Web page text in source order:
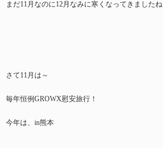
まだ11月なのに12月なみに寒くなってきましたね
さて11月は～
毎年恒例GROWX慰安旅行！
今年は、in熊本